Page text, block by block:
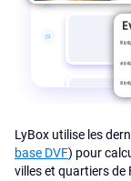
LyBox utilise les
base DVF) pour
villes et quartiers de